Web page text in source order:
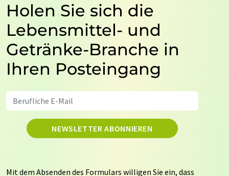
Holen Sie sich die
Lebensmittel- und
Getränke-Branche in
Ihren Posteingang
NEWSLETTER ABONNIEREN
Mit dem Absenden des Formulars willigen Sie ein, dass